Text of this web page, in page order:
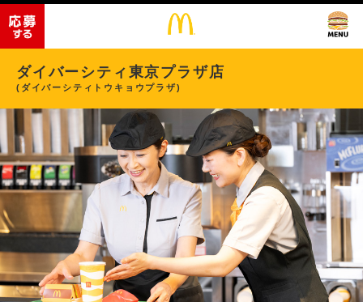
ダイバーシティ東京プラザ店
(ダイバーシティトウキョウプラザ)